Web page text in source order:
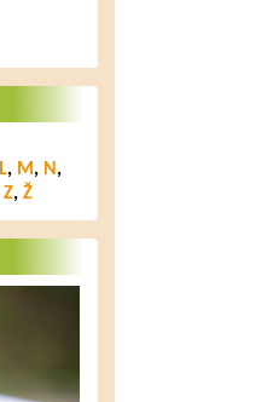
L, M, N ,
Z, Ž